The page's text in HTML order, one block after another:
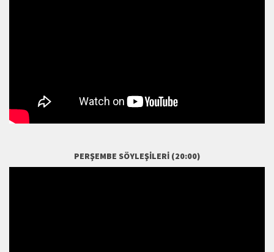
PERŞEMBE SÖYLEŞILERI (20:00)